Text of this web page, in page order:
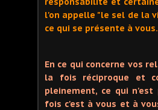
l'on appelle "le sel de la
ce qui se présente à vous.
En ce qui concerne vos
la fois réciproque et
pleinement, ce qui
fois c'est à vous et à